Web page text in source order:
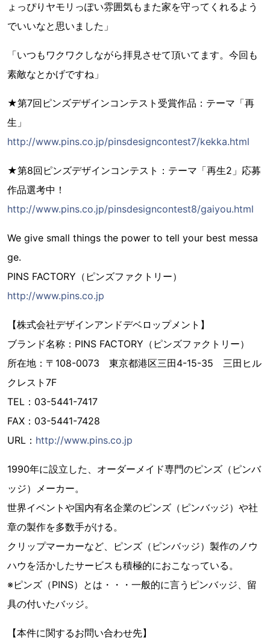
ょっぴりヤモリっぽい雰囲気もまた家を守ってくれるよう
でいいなと思いました」
「いつもワクワクしながら拝見させて頂いてます。今回も
素敵なとかげですね」
★第7回ピンズデザインコンテスト受賞作品：テーマ「再
生」
http://www.pins.co.jp/pinsdesigncontest7/kekka.html
★第8回ピンズデザインコンテスト：テーマ「再生2」応募
作品選考中！
http://www.pins.co.jp/pinsdesigncontest8/gaiyou.html
We give small things the power to tell your best messa
ge.
PINS FACTORY（ピンズファクトリー）
http://www.pins.co.jp
【株式会社デザインアンドデベロップメント】
ブランド名称：PINS FACTORY（ピンズファクトリー）
所在地：〒108-0073 東京都港区三田4-15-35 三田ヒル
クレスト7F
TEL：03-5441-7417
FAX：03-5441-7428
URL： http://www.pins.co.jp
1990年に設立した、オーダーメイド専門のピンズ（ピンバ
ッジ）メーカー。
世界イベントや国内有名企業のピンズ（ピンバッジ）や社
章の製作を多数手がける。
クリップマーカーなど、ピンズ（ピンバッジ）製作のノウ
ハウを活かしたサービスも積極的におこなっている。
※ピンズ（PINS）とは・・・一般的に言うピンバッジ、留
具の付いたバッジ。
【本件に関するお問い合わせ先】